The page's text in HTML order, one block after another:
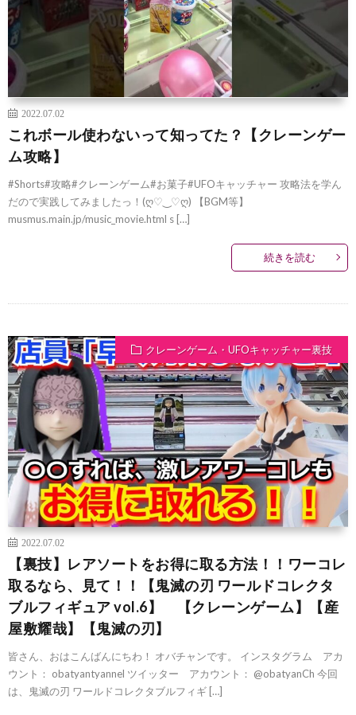
2022.07.02
これボール使わないって知ってた？【クレーンゲー
ム攻略】
#Shorts#攻略#クレーンゲーム#お菓子#UFOキャッチャー 攻略法を学ん
だので実践してみましたっ！(ღ♡‿♡ღ) 【BGM等】
musmus.main.jp/music_movie.html s […]
続きを読む
クレーンゲーム・UFOキャッチャー裏技
2022.07.02
【裏技】レアソートをお得に取る方法！！ワーコレ
取るなら、見て！！【鬼滅の刃 ワールドコレクタ
ブルフィギュア vol.6】 【クレーンゲーム】【産
屋敷耀哉】【鬼滅の刃】
皆さん、おはこんばんにちわ！ オバチャンです。 インスタグラム アカ
ウント： obatyantyannel ツイッター アカウント： @obatyanCh 今回
は、鬼滅の刃 ワールドコレクタブルフィギ […]